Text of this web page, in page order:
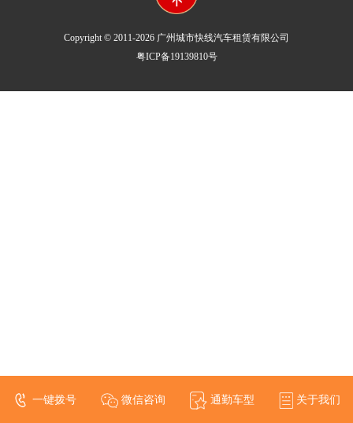
Copyright © 2011-2026 广州城市快线汽车租赁有限公司
粤ICP备19139810号
一键拨号 微信咨询 通勤车型 关于我们